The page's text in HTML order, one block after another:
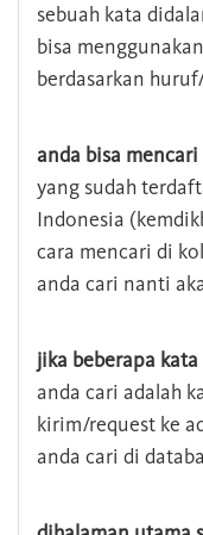
sebuah kata
bisa
berdasarkan
anda bisa
yang sudah
Indonesia
cara mencari di
anda cari nanti
jika beberapa
anda cari adalah
kirim/request ke
anda cari di